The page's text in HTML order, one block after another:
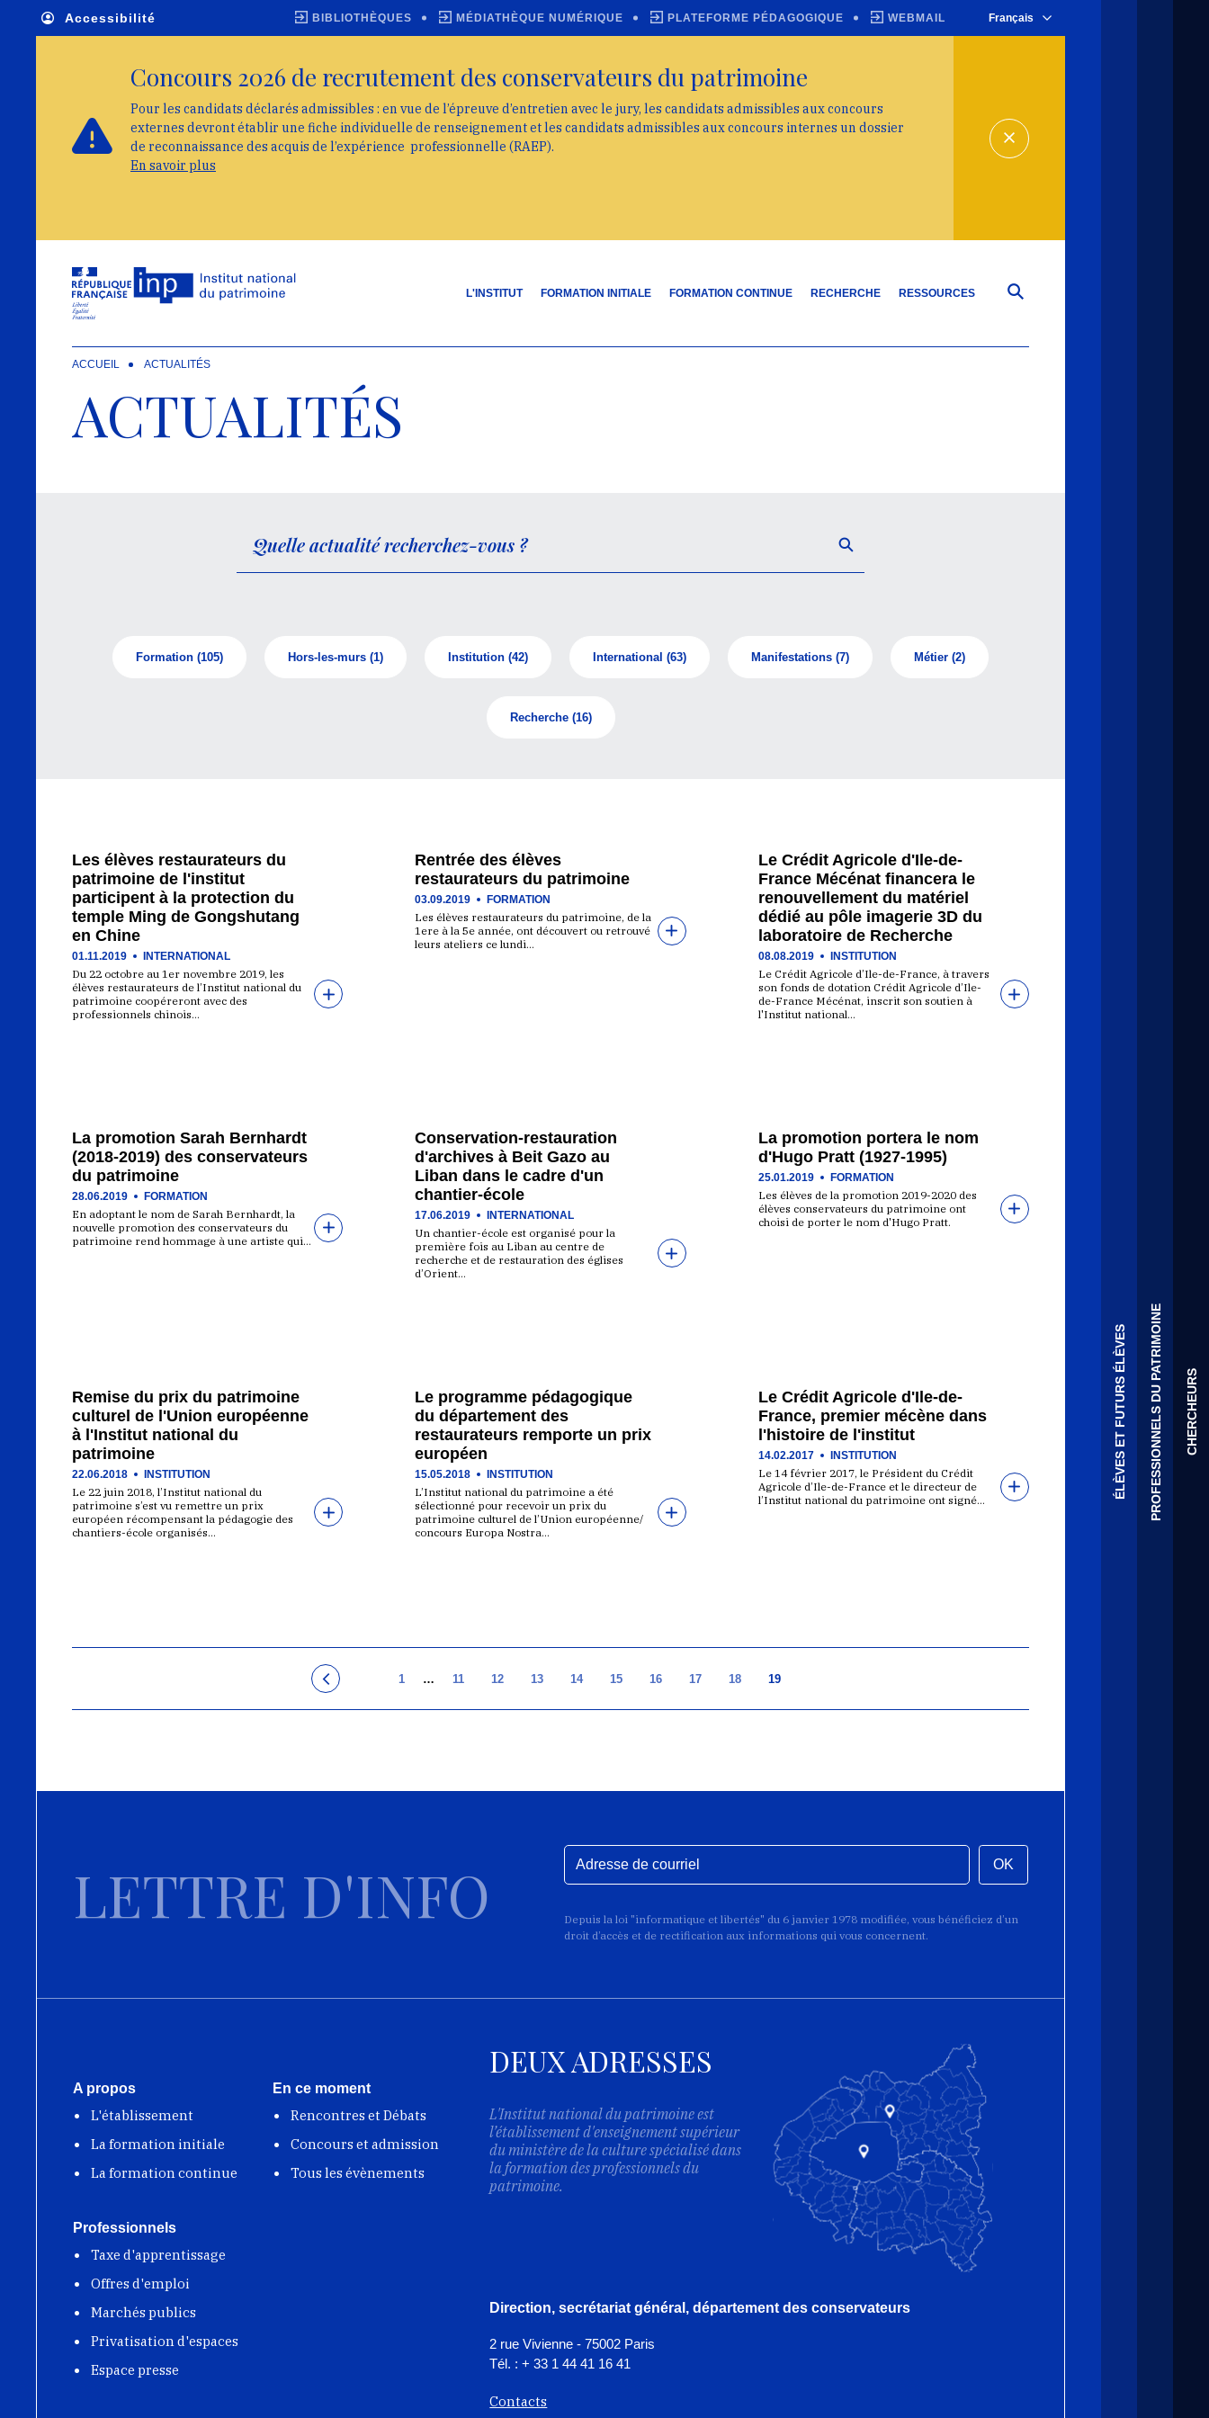
ÉLÈVES ET FUTURS ÉLÈVESPROFESSIONNELS DU PATRIMOINE CHERCHEURS
L'INSTITUT FORMATION INITIALE FORMATION CONTINUE RECHERCHE RESSOURCES
Accessibilité BIBLIOTHÈQUES MÉDIATHÈQUE NUMÉRIQUE PLATEFORME PÉDAGOGIQUE WEBMAIL Français
Concours 2026 de recrutement des conservateurs du patrimoine
Pour les candidats déclarés admissibles : en vue de l’épreuve d’entretien avec le jury, les candidats admissibles aux concours
externes devront établir une fiche individuelle de renseignement et les candidats admissibles aux concours internes un dossier
de reconnaissance des acquis de l’expérience professionnelle (RAEP).
En savoir plus
ACCUEIL ACTUALITÉS
ACTUALITÉS
Formation (105) Hors-les-murs (1) Institution (42) International (63) Manifestations (7) Métier (2)
Recherche (16)
Les élèves restaurateurs du
patrimoine de l'institut
participent à la protection du
temple Ming de Gongshutang
en Chine
01.11.2019 INTERNATIONAL
Du 22 octobre au 1er novembre 2019, les
élèves restaurateurs de l’Institut national du
patrimoine coopéreront avec des
professionnels chinois…
Rentrée des élèves
restaurateurs du patrimoine
03.09.2019 FORMATION
Les élèves restaurateurs du patrimoine, de la
1ere à la 5e année, ont découvert ou retrouvé
leurs ateliers ce lundi…
Le Crédit Agricole d'Ile-de-
France Mécénat financera le
renouvellement du matériel
dédié au pôle imagerie 3D du
laboratoire de Recherche
08.08.2019 INSTITUTION
Le Crédit Agricole d’Ile-de-France, à travers
son fonds de dotation Crédit Agricole d’Ile-
de-France Mécénat, inscrit son soutien à
l'Institut national…
La promotion Sarah Bernhardt
(2018-2019) des conservateurs
du patrimoine
28.06.2019 FORMATION
En adoptant le nom de Sarah Bernhardt, la
nouvelle promotion des conservateurs du
patrimoine rend hommage à une artiste qui…
Conservation-restauration
d'archives à Beit Gazo au
Liban dans le cadre d'un
chantier-école
17.06.2019 INTERNATIONAL
Un chantier-école est organisé pour la
première fois au Liban au centre de
recherche et de restauration des églises
d’Orient…
La promotion portera le nom
d'Hugo Pratt (1927-1995)
25.01.2019 FORMATION
Les élèves de la promotion 2019-2020 des
élèves conservateurs du patrimoine ont
choisi de porter le nom d'Hugo Pratt.
Remise du prix du patrimoine
culturel de l'Union européenne
à l'Institut national du
patrimoine
22.06.2018 INSTITUTION
Le 22 juin 2018, l’Institut national du
patrimoine s’est vu remettre un prix
européen récompensant la pédagogie des
chantiers-école organisés…
Le programme pédagogique
du département des
restaurateurs remporte un prix
européen
15.05.2018 INSTITUTION
L’Institut national du patrimoine a été
sélectionné pour recevoir un prix du
patrimoine culturel de l’Union européenne/
concours Europa Nostra…
Le Crédit Agricole d'Ile-de-
France, premier mécène dans
l'histoire de l'institut
14.02.2017 INSTITUTION
Le 14 février 2017, le Président du Crédit
Agricole d’Ile-de-France et le directeur de
l’Institut national du patrimoine ont signé…
1 … 11 12 13 14 15 16 17 18 19
LETTRE D'INFO OK
Depuis la loi "informatique et libertés" du 6 janvier 1978 modifiée, vous bénéficiez d’un
droit d’accès et de rectification aux informations qui vous concernent.
A propos
L'établissement
La formation initiale
La formation continue
En ce moment
Rencontres et Débats
Concours et admission
Tous les évènements
Professionnels
Taxe d'apprentissage
Offres d'emploi
Marchés publics
Privatisation d'espaces
Espace presse
DEUX ADRESSES
L'Institut national du patrimoine est
l’établissement d'enseignement supérieur
du ministère de la culture spécialisé dans
la formation des professionnels du
patrimoine.
Direction, secrétariat général, département des conservateurs
2 rue Vivienne - 75002 Paris
Tél. : + 33 1 44 41 16 41
Contacts